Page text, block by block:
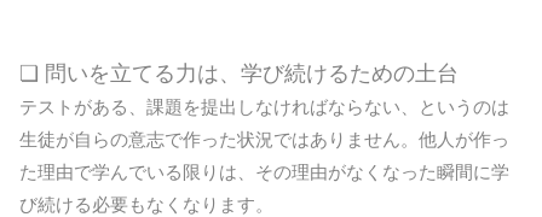
❏ 問いを立てる力は、学び続けるための土台
テストがある、課題を提出しなければならない、というのは
生徒が自らの意志で作った状況ではありません。他人が作っ
た理由で学んでいる限りは、その理由がなくなった瞬間に学
び続ける必要もなくなります。